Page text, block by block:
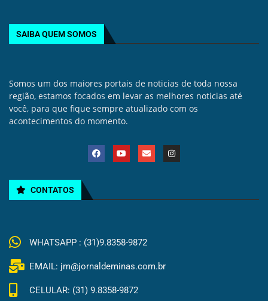
SAIBA QUEM SOMOS
Somos um dos maiores portais de noticias de toda nossa
região, estamos focados em levar as melhores noticias até
você, para que fique sempre atualizado com os
acontecimentos do momento.
CONTATOS
WHATSAPP : (31)9.8358-9872
EMAIL: jm@jornaldeminas.com.br
CELULAR: (31) 9.8358-9872